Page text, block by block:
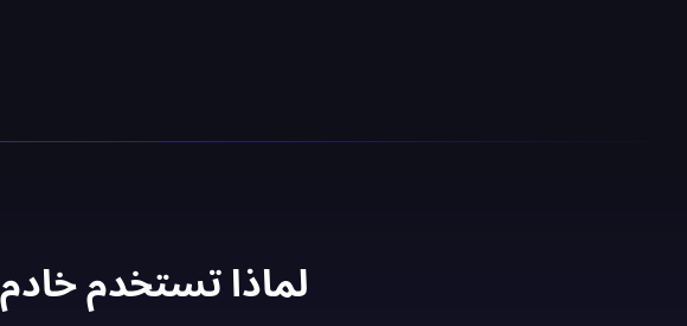
لماذا تستخدم خادم VPN ميانماري مجاني في 2026؟